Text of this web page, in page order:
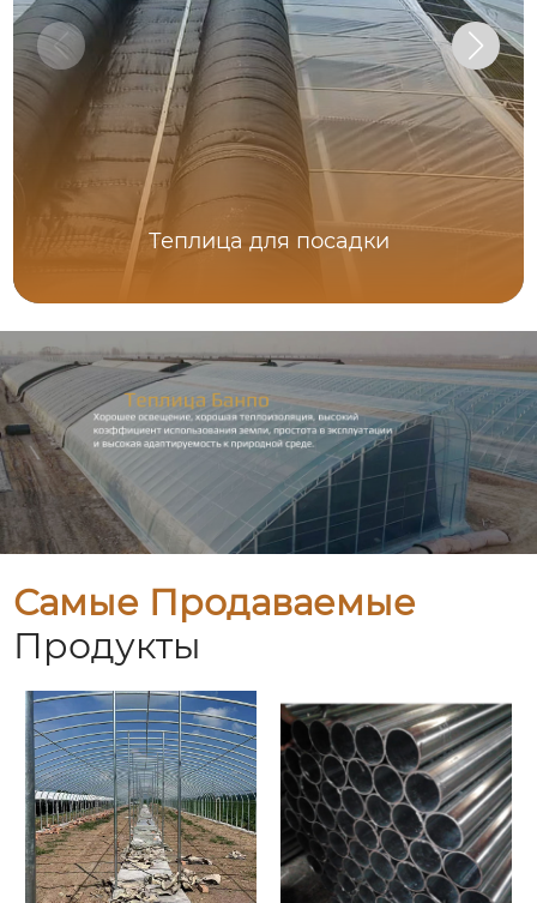
Теплица для посадки
Самые Продаваемые
Продукты